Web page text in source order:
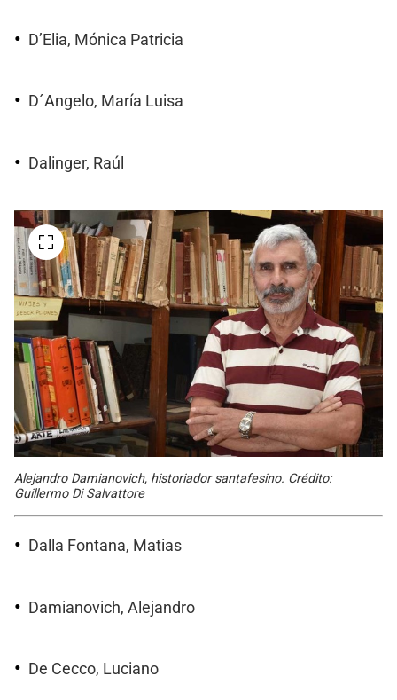
D’Elia, Mónica Patricia
D´Angelo, María Luisa
Dalinger, Raúl
Alejandro Damianovich, historiador santafesino. Crédito:
Guillermo Di Salvattore
Dalla Fontana, Matias
Damianovich, Alejandro
De Cecco, Luciano